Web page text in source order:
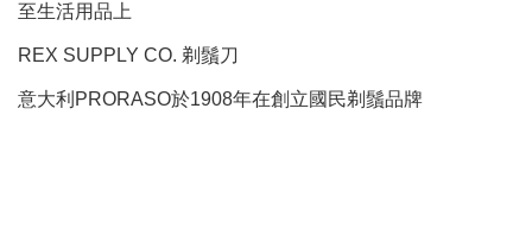
至生活用品上
REX SUPPLY CO. 剃鬚刀
意大利PRORASO於1908年在創立國民剃鬚品牌